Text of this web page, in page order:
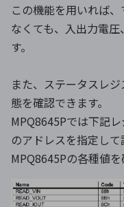
この機能を用いれば
なくても、入出力電
す。
また、ステータスレ
態を確認できます。
MPQ8645Pでは下記
のアドレスを指定し
MPQ8645Pの各種値を